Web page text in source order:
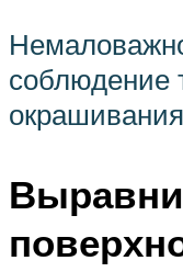
соблюдение
окрашивания